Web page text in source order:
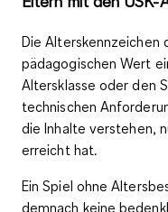
Die Alterskennzeichen
pädagogischen Wert
Altersklasse oder den
technischen
die Inhalte verstehen,
erreicht hat.
Ein Spiel ohne
demnach keine